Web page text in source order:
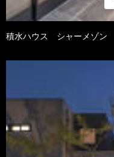
積水ハウス シャーメゾン